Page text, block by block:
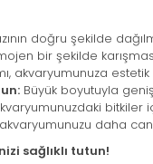
doğru şekilde
bir şekilde
akvaryumunuza
Büyük boyutuyla
bitkiler
daha
sağlıklı tutun!